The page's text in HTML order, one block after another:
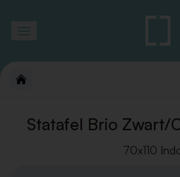
Statafel Brio Zwart/
70x110